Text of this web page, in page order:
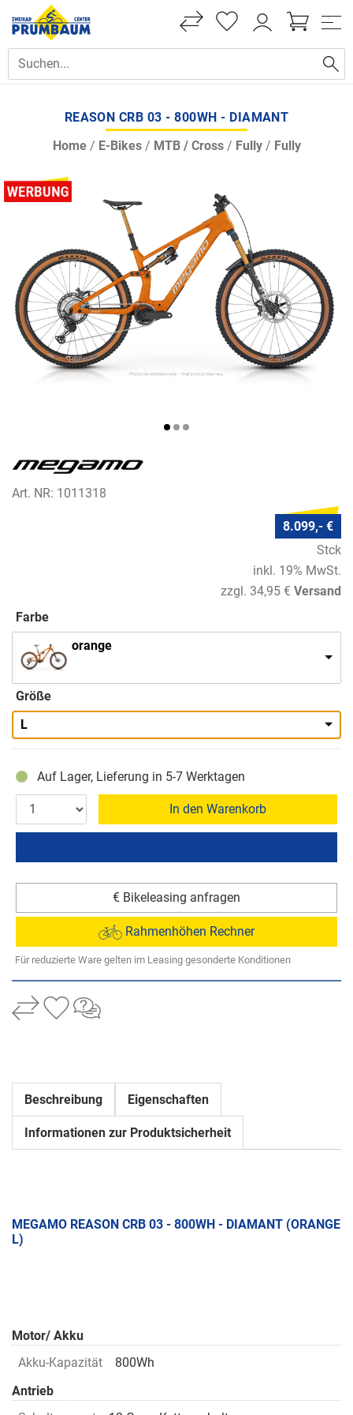
REASON CRB 03 - 800WH - DIAMANT
Home/ E-Bikes/ MTB / Cross/ Fully/ Fully
Art. NR: 1011318
8.099,- €
Stck
inkl. 19% MwSt.
zzgl. 34,95 € Versand
Farbe
orange
Größe
L
Auf Lager, Lieferung in 5-7 Werktagen
In den Warenkorb
€ Bikeleasing anfragen
Rahmenhöhen Rechner
Für reduzierte Ware gelten im Leasing gesonderte Konditionen
Beschreibung Eigenschaften
Informationen zur Produktsicherheit
MEGAMO REASON CRB 03 - 800WH - DIAMANT (ORANGE
L)
Motor/ Akku
Akku-Kapazität
800Wh
Antrieb